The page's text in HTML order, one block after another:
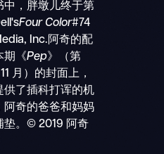
中，胖墩儿终于第
Four Color#74
Inc.阿奇的配
期《Pep》（第
月）的封面上，
供了插科打诨的机
阿奇的爸爸和妈妈
垫。© 2019 阿奇